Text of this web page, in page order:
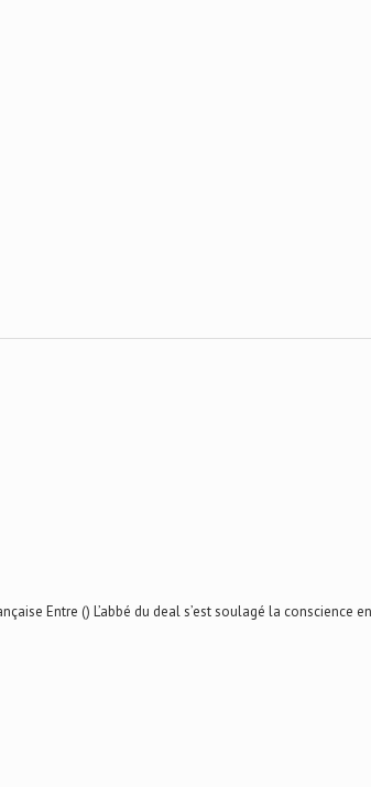
Entre () L’abbé du deal s’est soulagé la conscience